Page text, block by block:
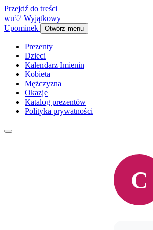
Przejdź do treści
wu♡ Wyjątkowy
Upominek
Otwórz menu
Prezenty
Dzieci
Kalendarz Imienin
Kobieta
Mężczyzna
Okazje
Katalog prezentów
Polityka prywatności
C